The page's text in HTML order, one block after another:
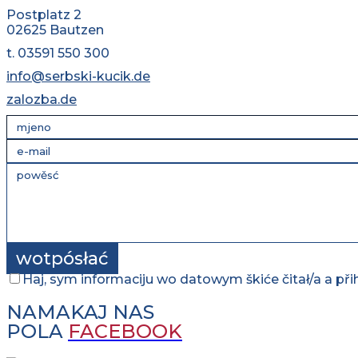
młodźina
wuměłstwo
dźiwadło
kultura
přiroda
kontakt
termin
zapisać
Postplatz 2
02625 Bautzen
t. 03591 550 300
info@serbski-kucik.de
zalozba.de
Haj, sym informaciju wo datowym škiće čitał/a a
NAMAKAJ NAS
POLA FACEBOOK